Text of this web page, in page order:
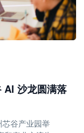
AI 沙龙圆满落
谷产业园举